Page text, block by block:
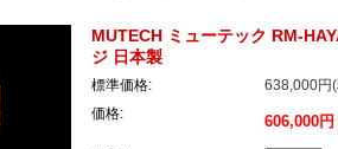
MUTECH ミューテック RM-
ジ 日本製
標準価格:
638,000円
価格:
606,000円